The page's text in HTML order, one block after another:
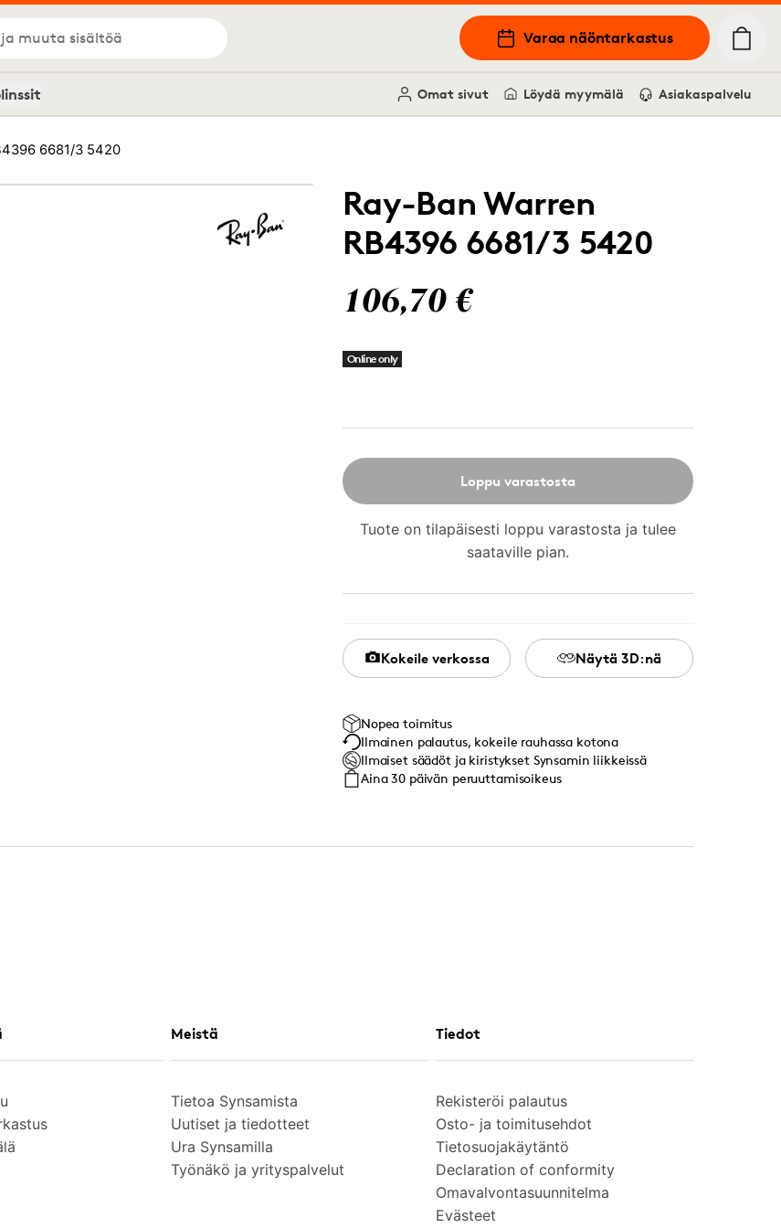
muuta sisältöä Varaa näöntarkastus
Omat sivut Löydä myymälä Asiakaspalvelu
6681/3 5420
Ray-Ban Warren
RB4396 6681/3 5420
106,70 €
Online only
Loppu varastosta
Tuote on tilapäisesti loppu varastosta ja tulee
saataville pian.
Kokeile verkossa Näytä 3D:nä
Nopea toimitus
Ilmainen palautus, kokeile rauhassa kotona
Ilmaiset säädöt ja kiristykset Synsamin liikkeissä
Aina 30 päivän peruuttamisoikeus
Meistä
Tietoa Synsamista
Uutiset ja tiedotteet
Ura Synsamilla
Työnäkö ja yrityspalvelut
Tiedot
Rekisteröi palautus
Osto- ja toimitusehdot
Tietosuojakäytäntö
Declaration of conformity
Omavalvontasuunnitelma
Evästeet